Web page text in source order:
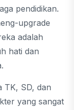
pendidikan.
upgrade
adalah
hati dan
TK, SD, dan
yang sangat